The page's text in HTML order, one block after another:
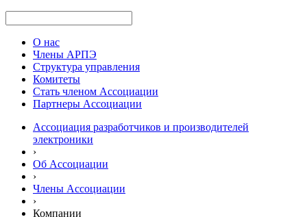
О нас
Члены АРПЭ
Структура управления
Комитеты
Стать членом Ассоциации
Партнеры Ассоциации
Ассоциация разработчиков и производителей
электроники
›
Об Ассоциации
›
Члены Ассоциации
›
Компании